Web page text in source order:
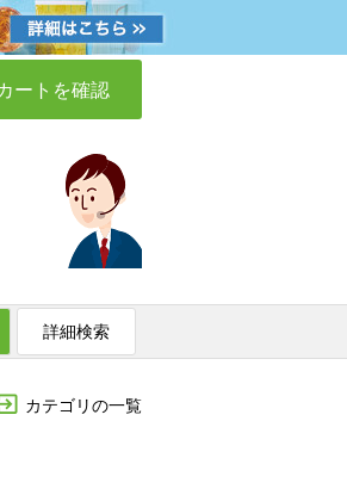
ートを確認
詳細検索
カテゴリの一覧